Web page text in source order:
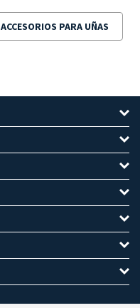
ACCESORIOS PARA UÑAS